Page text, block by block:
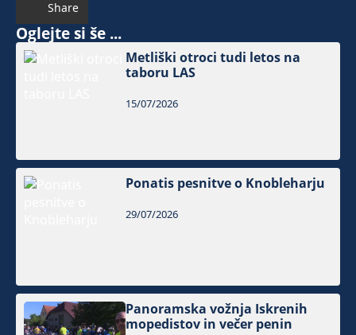
Share
Oglejte si še ...
Metliški otroci tudi letos na
taboru LAS
15/07/2026
Ponatis pesnitve o Knobleharju
29/07/2026
Panoramska vožnja Iskrenih
mopedistov in večer penin